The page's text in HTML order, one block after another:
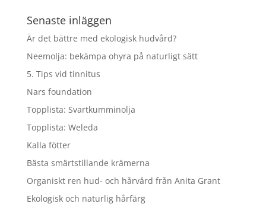
Senaste inläggen
Är det bättre med ekologisk hudvård?
Neemolja: bekämpa ohyra på naturligt sätt
5. Tips vid tinnitus
Nars foundation
Topplista: Svartkumminolja
Topplista: Weleda
Kalla fötter
Bästa smärtstillande krämerna
Organiskt ren hud- och hårvård från Anita Grant
Ekologisk och naturlig hårfärg